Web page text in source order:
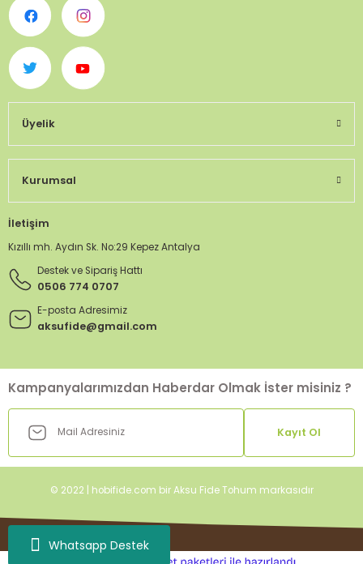
Whatsapp Destek
Üyelik
Kurumsal
İletişim
Kızıllı mh. Aydın Sk. No:29 Kepez Antalya
Destek ve Sipariş Hattı
0506 774 0707
E-posta Adresimiz
aksufide@gmail.com
Kampanyalarımızdan Haberdar Olmak İster misiniz ?
Kayıt Ol
© 2022 | hobifide.com bir Aksu Fide Tohum markasıdır